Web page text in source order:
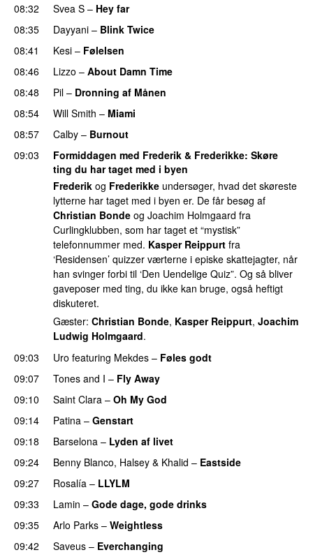
08:32
Svea S – Hey far
08:35 Dayyani – Blink Twice
08:41 Kesi – Følelsen
08:46
Lizzo – About Damn Time
08:48
Pil – Dronning af Månen
08:54 Will Smith – Miami
08:57
Calby – Burnout
09:03
Formiddagen med Frederik & Frederikke: Skøre
ting du har taget med i byen
Frederik og Frederikke undersøger, hvad det skøreste
lytterne har taget med i byen er. De får besøg af
Christian Bonde og Joachim Holmgaard fra
Curlingklubben, som har taget et “mystisk”
telefonnummer med. Kasper Reippurt fra
‘Residensen’ quizzer værterne i episke skattejagter, når
han svinger forbi til ‘Den Uendelige Quiz”. Og så bliver
gaveposer med ting, du ikke kan bruge, også heftigt
diskuteret.
Gæster: Christian Bonde, Kasper Reippurt, Joachim
Ludwig Holmgaard.
09:03
Uro featuring Mekdes – Føles godt
09:07
Tones and I – Fly Away
09:10
Saint Clara – Oh My God
09:14
Patina – Genstart
09:18
Barselona – Lyden af livet
09:24
Benny Blanco, Halsey & Khalid – Eastside
09:27 Rosalía – LLYLM
09:33 Lamin – Gode dage, gode drinks
09:35
Arlo Parks – Weightless
09:42
Saveus – Everchanging